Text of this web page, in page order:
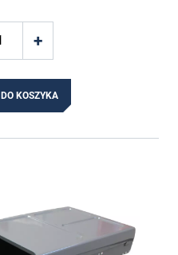
DO KOSZYKA